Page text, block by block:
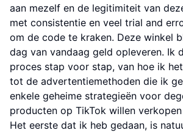
aan mezelf en de legitimiteit van
met consistentie en veel trial and
om de code te kraken. Deze winkel
dag van vandaag geld opleveren. Ik
proces stap voor stap, van hoe ik
tot de advertentiemethoden die ik
enkele geheime strategieën voor
producten op TikTok willen
Het eerste dat ik heb gedaan, is